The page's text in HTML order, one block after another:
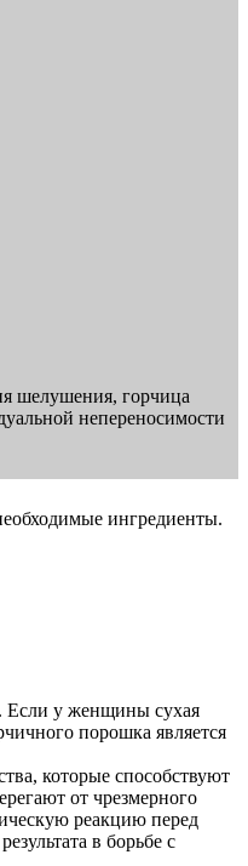
шелушения, горчица
непереносимости
ингредиенты.
Если у женщины сухая
порошка является
которые способствуют
от чрезмерного
реакцию перед
в борьбе с